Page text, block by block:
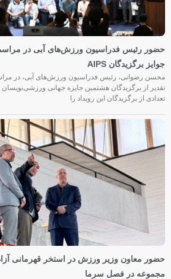
حضور رئیس فدراسیون ورزش‌های آبی در مراسم
جوایز برگزیدگان AIPS
محسن رضوانی، رئیس فدراسیون ورزش‌های آبی، در
تعدادی از برگزیدگان این رویداد را
حضور معاون وزیر ورزش در استخر قهرمانی
مجموعه در فصل سرما